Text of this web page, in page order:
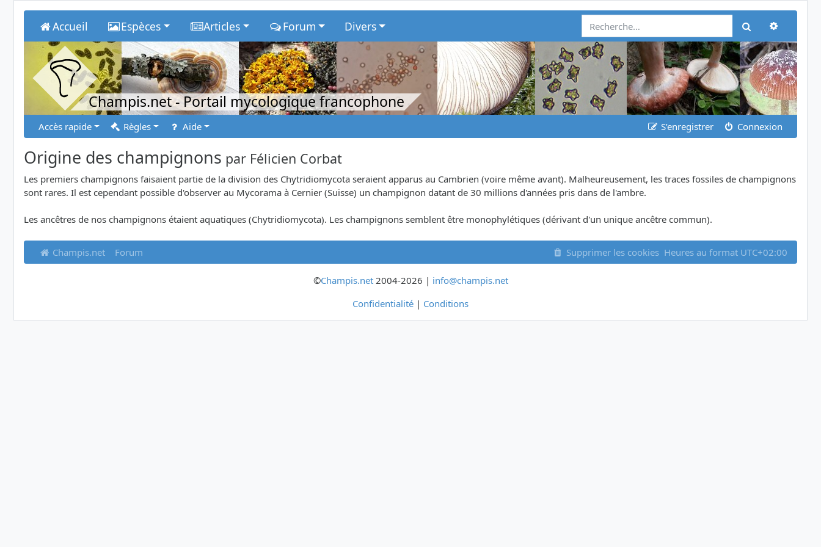
Accueil Espèces Articles Forum Divers Rechercher
Champis.net- Portail mycologique francophone
Accès rapide Règles Aide S’enregistrer Connexion
Origine des champignons par Félicien Corbat
Les premiers champignons faisaient partie de la division des Chytridiomycota seraient apparus au Cambrien (voire même avant). Malheureusement, les traces fossiles de champignons
sont rares. Il est cependant possible d'observer au Mycorama à Cernier (Suisse) un champignon datant de 30 millions d'années pris dans de l'ambre.
Les ancêtres de nos champignons étaient aquatiques (Chytridiomycota). Les champignons semblent être monophylétiques (dérivant d'un unique ancêtre commun).
Champis.net Forum Supprimer les cookies Heures au format UTC+02:00
©Champis.net2004-2026 | info@champis.net
Confidentialité | Conditions